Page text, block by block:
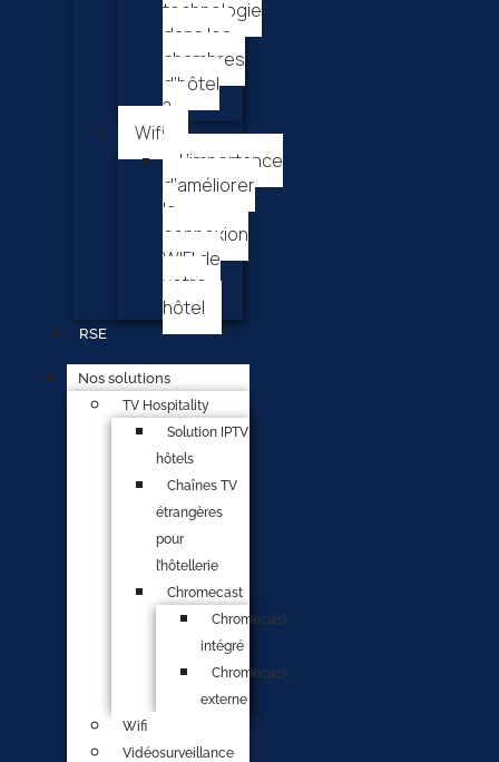
technologie
dans les
chambres
d’hôtel
?
Wifi
L’importance
d’améliorer
la
connexion
WIFI de
votre
hôtel
RSE
Nos solutions
TV Hospitality
Solution IPTV
hôtels
Chaînes TV
étrangères
pour
l’hôtellerie
Chromecast
Chromecast
intégré
Chromecast
externe
Wifi
Vidéosurveillance